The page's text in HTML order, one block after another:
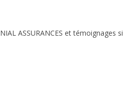
ASSURANCES et témoignages si